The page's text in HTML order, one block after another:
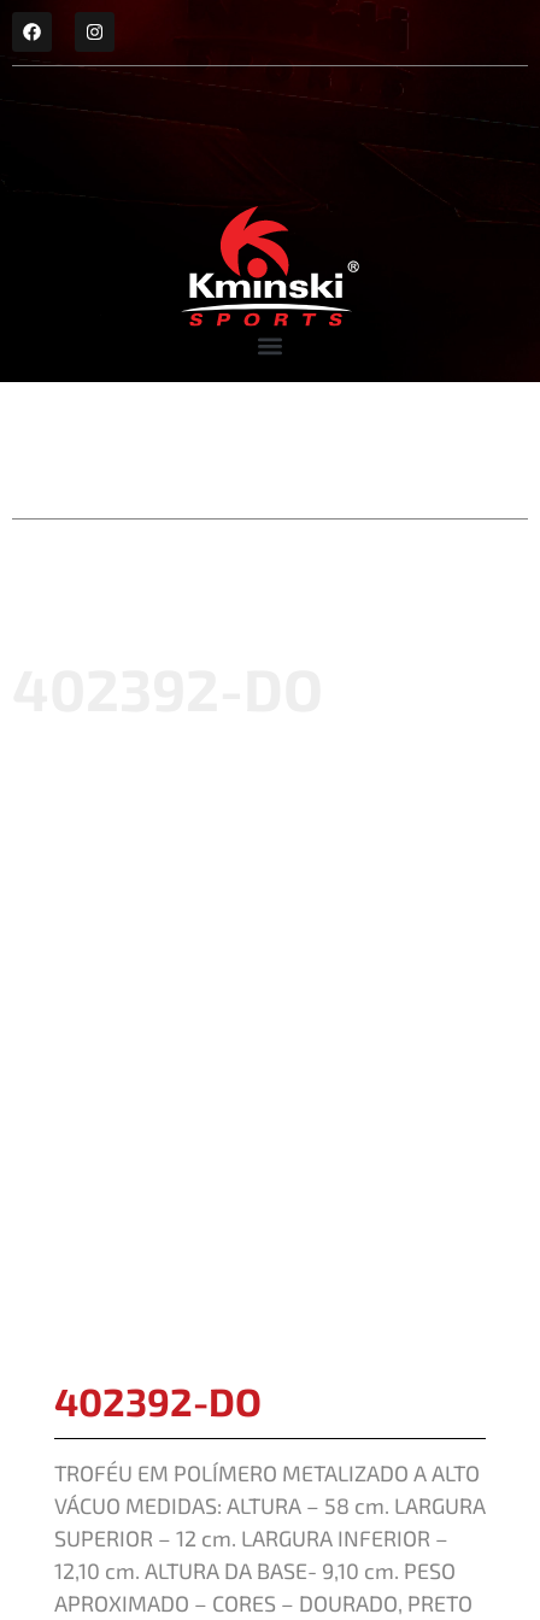
402392-DO
TROFÉU EM POLÍMERO METALIZADO A ALTO
VÁCUO MEDIDAS: ALTURA – 58 cm. LARGURA
SUPERIOR – 12 cm. LARGURA INFERIOR –
12,10 cm. ALTURA DA BASE- 9,10 cm. PESO
APROXIMADO – CORES – DOURADO, PRETO